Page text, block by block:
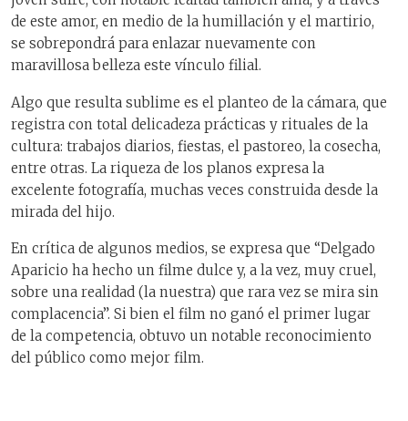
de este amor, en medio de la humillación y el martirio,
se sobrepondrá para enlazar nuevamente con
maravillosa belleza este vínculo filial.
Algo que resulta sublime es el planteo de la cámara, que
registra con total delicadeza prácticas y rituales de la
cultura: trabajos diarios, fiestas, el pastoreo, la cosecha,
entre otras. La riqueza de los planos expresa la
excelente fotografía, muchas veces construida desde la
mirada del hijo.
En crítica de algunos medios, se expresa que “Delgado
Aparicio ha hecho un filme dulce y, a la vez, muy cruel,
sobre una realidad (la nuestra) que rara vez se mira sin
complacencia”. Si bien el film no ganó el primer lugar
de la competencia, obtuvo un notable reconocimiento
del público como mejor film.